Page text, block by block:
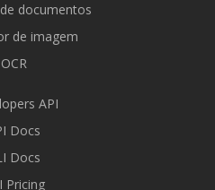
documentos
de imagem
OCR
API
Docs
Docs
Pricing